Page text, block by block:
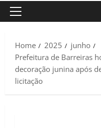
Primary
Home
2025
junho
Prefeitura de Barreiras
decoração junina após
licitação